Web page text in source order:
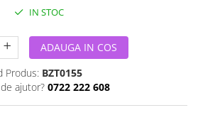
IN STOC
ADAUGA IN COS
Produs: BZT0155
ajutor? 0722 222 608